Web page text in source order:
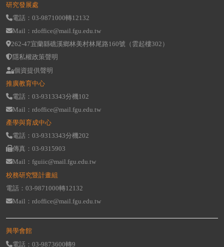
研究發展處
電話：03-9871000轉12132
Mail：rdoffice@mail.fgu.edu.tw
262-47宜蘭縣礁溪鄉林美村林尾路160號（雲起樓302）
隱私權政策聲明
個資提供聲明
推廣教育中心
電話：03-9313343分機102
Mail：rdoffice@mail.fgu.edu.tw
產學與育成中心
電話：03-9313343分機202
傳真：03-9315903
Mail：fguiic@mail.fgu.edu.tw
校務研究暨計畫組
電話：03-9871000轉12132
Mail：rdoffice@mail.fgu.edu.tw
興學會館
電話：03-9873600轉9